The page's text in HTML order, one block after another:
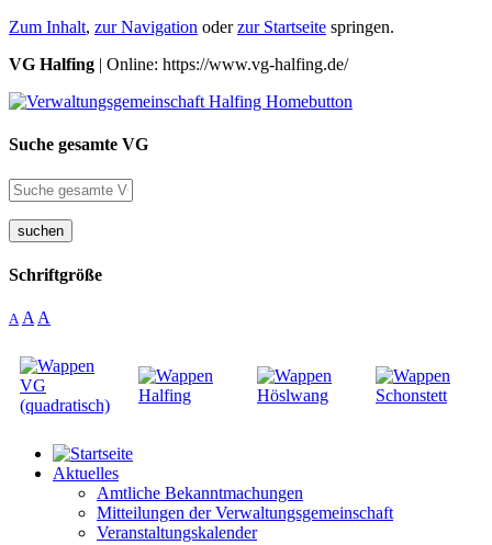
Zum Inhalt, zur Navigation oderzur Startseite springen.
VG Halfing | Online: https://www.vg-halfing.de/
Suche gesamte VG
suchen
Schriftgröße
A A A
Aktuelles
Amtliche Bekanntmachungen
Mitteilungen der Verwaltungsgemeinschaft
Veranstaltungskalender